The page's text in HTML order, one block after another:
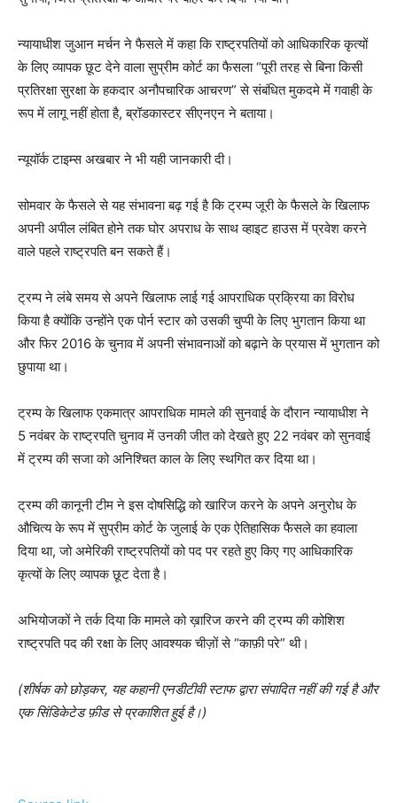
न्यायाधीश जुआन मर्चन ने फैसले में कहा कि राष्ट्रपतियों को आधिकारिक कृत्यों
के लिए व्यापक छूट देने वाला सुप्रीम कोर्ट का फैसला “पूरी तरह से बिना किसी
प्रतिरक्षा सुरक्षा के हकदार अनौपचारिक आचरण” से संबंधित मुकदमे में गवाही के
रूप में लागू नहीं होता है, ब्रॉडकास्टर सीएनएन ने बताया।
न्यूयॉर्क टाइम्स अखबार ने भी यही जानकारी दी।
सोमवार के फैसले से यह संभावना बढ़ गई है कि ट्रम्प जूरी के फैसले के खिलाफ
अपनी अपील लंबित होने तक घोर अपराध के साथ व्हाइट हाउस में प्रवेश करने
वाले पहले राष्ट्रपति बन सकते हैं।
ट्रम्प ने लंबे समय से अपने खिलाफ लाई गई आपराधिक प्रक्रिया का विरोध
किया है क्योंकि उन्होंने एक पोर्न स्टार को उसकी चुप्पी के लिए भुगतान किया था
और फिर 2016 के चुनाव में अपनी संभावनाओं को बढ़ाने के प्रयास में भुगतान को
छुपाया था।
ट्रम्प के खिलाफ एकमात्र आपराधिक मामले की सुनवाई के दौरान न्यायाधीश ने
5 नवंबर के राष्ट्रपति चुनाव में उनकी जीत को देखते हुए 22 नवंबर को सुनवाई
में ट्रम्प की सजा को अनिश्चित काल के लिए स्थगित कर दिया था।
ट्रम्प की कानूनी टीम ने इस दोषसिद्धि को खारिज करने के अपने अनुरोध के
औचित्य के रूप में सुप्रीम कोर्ट के जुलाई के एक ऐतिहासिक फैसले का हवाला
दिया था, जो अमेरिकी राष्ट्रपतियों को पद पर रहते हुए किए गए आधिकारिक
कृत्यों के लिए व्यापक छूट देता है।
अभियोजकों ने तर्क दिया कि मामले को ख़ारिज करने की ट्रम्प की कोशिश
राष्ट्रपति पद की रक्षा के लिए आवश्यक चीज़ों से “काफ़ी परे” थी।
(शीर्षक को छोड़कर, यह कहानी एनडीटीवी स्टाफ द्वारा संपादित नहीं की गई है और
एक सिंडिकेटेड फ़ीड से प्रकाशित हुई है।)